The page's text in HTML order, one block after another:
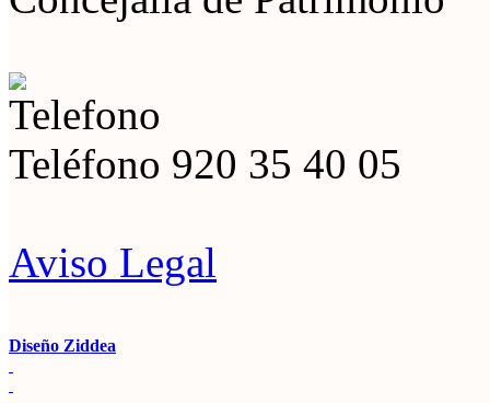
Teléfono 920 35 40 05
Aviso Legal
Diseño Ziddea